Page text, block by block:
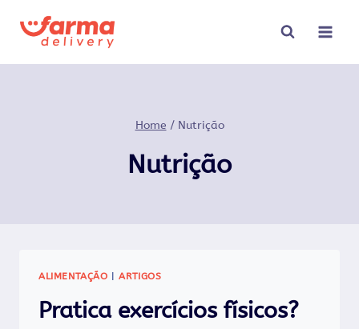
para
Home / Nutrição
Nutrição
ALIMENTAÇÃO |ARTIGOS
Pratica exercícios físicos?